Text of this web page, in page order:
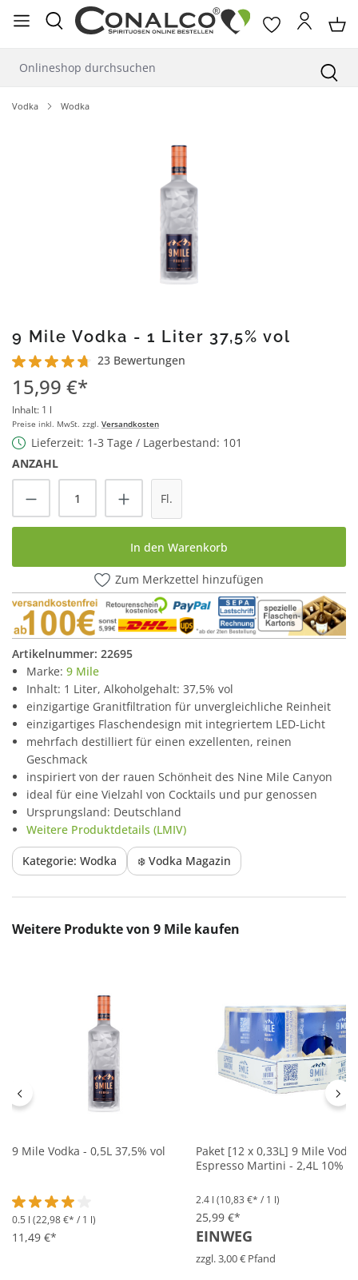
springen
Vodka Wodka
9 Mile Vodka - 1 Liter 37,5% vol
Durchschnittliche Bewertung von 4.6 von 5 Sternen
23 Bewertungen
15,99 €*
Inhalt: 1 l
Preise inkl. MwSt. zzgl. Versandkosten
Lieferzeit: 1-3 Tage / Lagerbestand: 101
ANZAHL
Produkt Anzahl: Gib den gewünschten
Fl.
In den Warenkorb
Zum Merkzettel hinzufügen
Artikelnummer: 22695
Marke: 9 Mile
Inhalt: 1 Liter, Alkoholgehalt: 37,5% vol
einzigartige Granitfiltration für unvergleichliche Reinheit
einzigartiges Flaschendesign mit integriertem LED-Licht
mehrfach destilliert für einen exzellenten, reinen
Geschmack
inspiriert von der rauen Schönheit des Nine Mile Canyon
ideal für eine Vielzahl von Cocktails und pur genossen
Ursprungsland: Deutschland
Weitere Produktdetails (LMIV)
Kategorie: Wodka ❄️ Vodka Magazin
Produktgalerie überspringen
Weitere Produkte von 9 Mile kaufen
9 Mile Vodka - 0,5L 37,5% vol
Durchschnittliche Bewertung von 4 von 5 Sternen
0.5 l (22,98 €* / 1 l)
11,49 €*
Paket [12 x 0,33L] 9 Mile
Espresso Martini - 2,4L 10%
2.4 l (10,83 €* / 1 l)
25,99 €*
EINWEG
zzgl. 3,00 € Pfand